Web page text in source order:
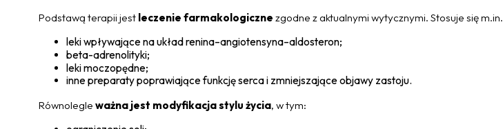
Podstawą terapii jest leczenie farmakologiczne zgodne z aktualnymi wytycznymi. Stosuje się
leki wpływające na układ renina–angiotensyna–aldosteron;
beta-adrenolityki;
leki moczopędne;
inne preparaty poprawiające funkcję serca i zmniejszające objawy zastoju.
Równolegle ważna jest modyfikacja stylu życia, w tym: